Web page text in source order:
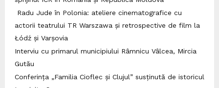
Radu Jude în Polonia: ateliere cinematografice cu
actorii teatrului TR Warszawa și retrospective de film la
Łódź și Varșovia
Interviu cu primarul municipiului Râmnicu Vâlcea, Mircia
Gutău
Conferința „Familia Cioflec și Clujul” susținută de istoricul